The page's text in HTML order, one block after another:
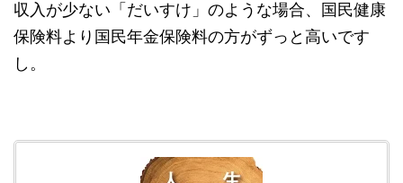
収入が少ない「だいすけ」のような場合、国民健康
保険料より国民年金保険料の方がずっと高いです
し。